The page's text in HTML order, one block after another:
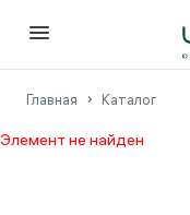
Главная Каталог
Элемент не найден